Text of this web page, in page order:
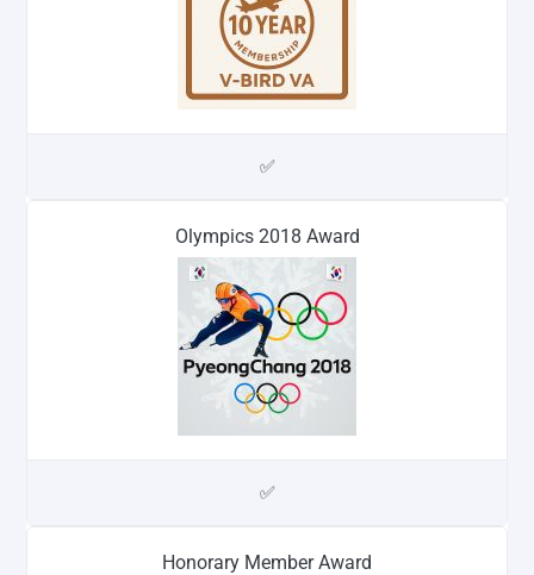
✅
Olympics 2018 Award
✅
Honorary Member Award